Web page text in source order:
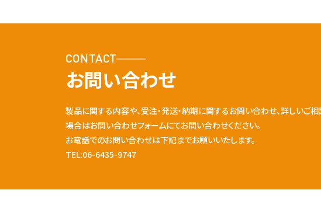
CONTACT
お問い合わせ
製品に関する内容や、受注・発送・納期に関するお問い合わせ、詳しいご
場合はお問い合わせフォームにてお問い合わせください。
お電話でのお問い合わせは下記までお願いいたします。
TEL:06-6435-9747